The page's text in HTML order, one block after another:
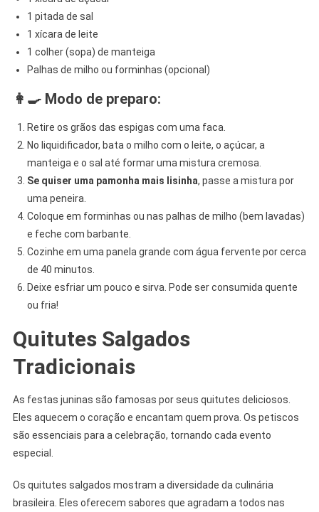
1 pitada de sal
1 xícara de leite
1 colher (sopa) de manteiga
Palhas de milho ou forminhas (opcional)
👩‍🍳 Modo de preparo:
Retire os grãos das espigas com uma faca.
No liquidificador, bata o milho com o leite, o açúcar, a
manteiga e o sal até formar uma mistura cremosa.
Se quiser uma pamonha mais lisinha, passe a mistura por
uma peneira.
Coloque em forminhas ou nas palhas de milho (bem lavadas)
e feche com barbante.
Cozinhe em uma panela grande com água fervente por cerca
de 40 minutos.
Deixe esfriar um pouco e sirva. Pode ser consumida quente
ou fria!
Quitutes Salgados
Tradicionais
As festas juninas são famosas por seus quitutes deliciosos.
Eles aquecem o coração e encantam quem prova. Os petiscos
são essenciais para a celebração, tornando cada evento
especial.
Os quitutes salgados mostram a diversidade da culinária
brasileira. Eles oferecem sabores que agradam a todos nas